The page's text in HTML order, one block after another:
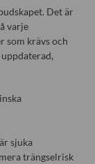
Det är
varje
som krävs och
sjuka
trängselrisk